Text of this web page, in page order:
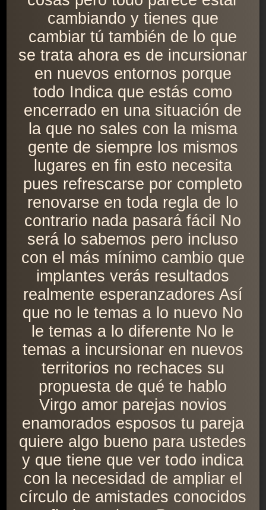
cambiando y tienes que
cambiar tú también de lo que
se trata ahora es de incursionar
en nuevos entornos porque
todo Indica que estás como
encerrado en una situación de
la que no sales con la misma
gente de siempre los mismos
lugares en fin esto necesita
pues refrescarse por completo
renovarse en toda regla de lo
contrario nada pasará fácil No
será lo sabemos pero incluso
con el más mínimo cambio que
implantes verás resultados
realmente esperanzadores Así
que no le temas a lo nuevo No
le temas a lo diferente No le
temas a incursionar en nuevos
territorios no rechaces su
propuesta de qué te hablo
Virgo amor parejas novios
enamorados esposos tu pareja
quiere algo bueno para ustedes
y que tiene que ver todo indica
con la necesidad de ampliar el
círculo de amistades conocidos